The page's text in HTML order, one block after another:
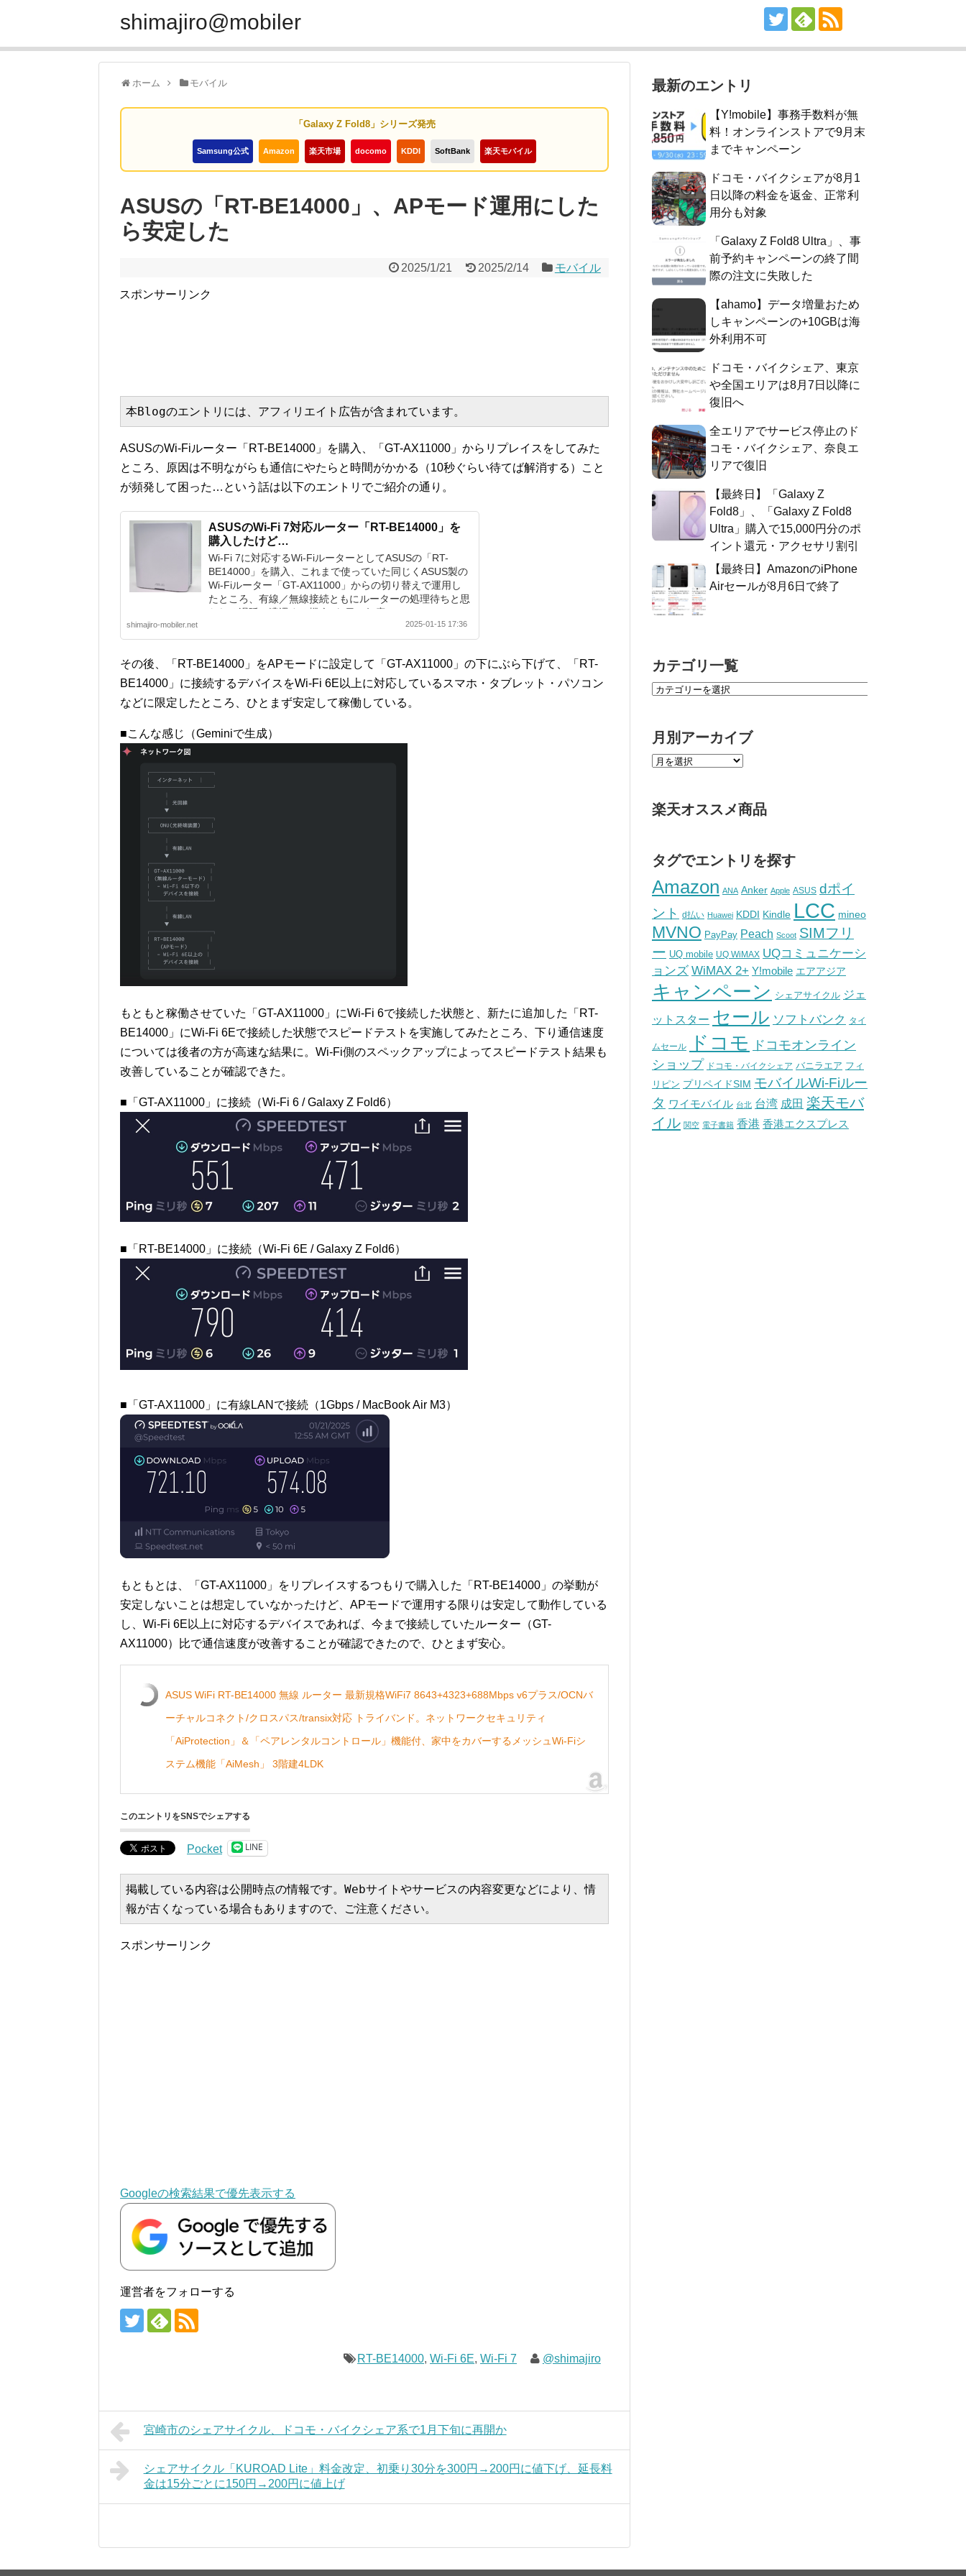
shimajiro@mobiler
ホーム モバイル
「Galaxy Z Fold8」シリーズ発売
Samsung公式 Amazon 楽天市場 docomo KDDI SoftBank 楽天モバイル
ASUSの「RT-BE14000」、APモード運用にした
ら安定した
2025/1/21 2025/2/14 モバイル
スポンサーリンク
本Blogのエントリには、アフィリエイト広告が含まれています。
ASUSのWi-Fiルーター「RT-BE14000」を購入、「GT-AX11000」からリプレイスをしてみた
ところ、原因は不明ながらも通信にやたらと時間がかかる（10秒ぐらい待てば解消する）こと
が頻発して困った…という話は以下のエントリでご紹介の通り。
ASUSのWi-Fi 7対応ルーター「RT-BE14000」を
購入したけど…
Wi-Fi 7に対応するWi-FiルーターとしてASUSの「RT-
BE14000」を購入、これまで使っていた同じくASUS製の
Wi-Fiルーター「GT-AX11000」からの切り替えで運用し
たところ、有線／無線接続ともにルーターの処理待ちと思
われる遅延に遭遇する機会が1日に何度か...
shimajiro-mobiler.net 2025-01-15 17:36
その後、「RT-BE14000」をAPモードに設定して「GT-AX11000」の下にぶら下げて、「RT-
BE14000」に接続するデバイスをWi-Fi 6E以上に対応しているスマホ・タブレット・パソコン
などに限定したところ、ひとまず安定して稼働している。
■こんな感じ（Geminiで生成）
もともと稼働させていた「GT-AX11000」にWi-Fi 6で接続した状態と、新たに追加した「RT-
BE14000」にWi-Fi 6Eで接続した状態でスピードテストを実施してみたところ、下り通信速度
については後者の方が高速な結果に。Wi-Fi側のスペックアップによってスピードテスト結果も
改善していることが確認できた。
■「GT-AX11000」に接続（Wi-Fi 6 / Galaxy Z Fold6）
■「RT-BE14000」に接続（Wi-Fi 6E / Galaxy Z Fold6）
■「GT-AX11000」に有線LANで接続（1Gbps / MacBook Air M3）
もともとは、「GT-AX11000」をリプレイスするつもりで購入した「RT-BE14000」の挙動が
安定しないことは想定していなかったけど、APモードで運用する限りは安定して動作している
し、Wi-Fi 6E以上に対応するデバイスであれば、今まで接続していたルーター（GT-
AX11000）比で通信速度が改善することが確認できたので、ひとまず安心。
ASUS WiFi RT-BE14000 無線 ルーター 最新規格WiFi7 8643+4323+688Mbps v6プラス/OCNバ
ーチャルコネクト/クロスパス/transix対応 トライバンド。ネットワークセキュリティ
「AiProtection」＆「ペアレンタルコントロール」機能付、家中をカバーするメッシュWi-Fiシ
ステム機能「AiMesh」 3階建4LDK
このエントリをSNSでシェアする
Pocket LINE
掲載している内容は公開時点の情報です。Webサイトやサービスの内容変更などにより、情
報が古くなっている場合もありますので、ご注意ください。
スポンサーリンク
Googleの検索結果で優先表示する
運営者をフォローする
RT-BE14000,Wi-Fi 6E,Wi-Fi 7 @shimajiro
宮崎市のシェアサイクル、ドコモ・バイクシェア系で1月下旬に再開か
シェアサイクル「KUROAD Lite」料金改定、初乗り30分を300円→200円に値下げ、延長料
金は15分ごとに150円→200円に値上げ
最新のエントリ
【Y!mobile】事務手数料が無
料！オンラインストアで9月末
までキャンペーン
ドコモ・バイクシェアが8月1
日以降の料金を返金、正常利
用分も対象
「Galaxy Z Fold8 Ultra」、事
前予約キャンペーンの終了間
際の注文に失敗した
【ahamo】データ増量おため
しキャンペーンの+10GBは海
外利用不可
ドコモ・バイクシェア、東京
や全国エリアは8月7日以降に
復旧へ
全エリアでサービス停止のド
コモ・バイクシェア、奈良エ
リアで復旧
【最終日】「Galaxy Z
Fold8」、「Galaxy Z Fold8
Ultra」購入で15,000円分のポ
イント還元・アクセサリ割引
【最終日】AmazonのiPhone
Airセールが8月6日で終了
カテゴリ一覧
月別アーカイブ
楽天オススメ商品
タグでエントリを探す
Amazon ANA Anker Apple ASUS dポイ
ント
d払い Huawei KDDI Kindle LCC mineo
MVNO PayPay Peach Scoot SIMフリ
ー UQ mobile UQ WiMAX UQコミュニケーシ
ョンズ WiMAX 2+ Y!mobile エアアジア
キャンペーン シェアサイクル ジェ
ットスター セール ソフトバンク タイ
ムセール ドコモ
ドコモオンライン
ショップ ドコモ・バイクシェア バニラエア フィ
リピン プリペイドSIM モバイルWi-Fiルー
タ ワイモバイル 台北 台湾 成田 楽天モバ
イル 関空 電子書籍 香港 香港エクスプレス